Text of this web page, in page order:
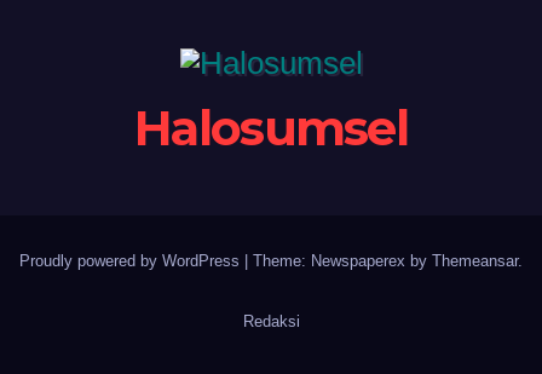
Halosumsel
Proudly powered by WordPress Theme: Newspaperex by Themeansar.
Redaksi